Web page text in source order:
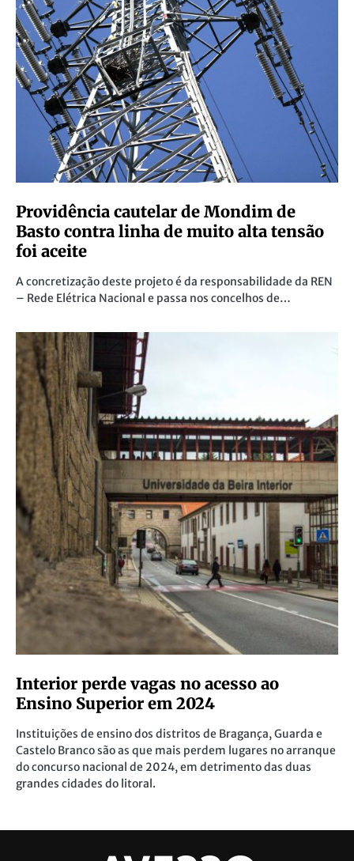
Providência cautelar de Mondim de
Basto contra linha de muito alta tensão
foi aceite
A concretização deste projeto é da responsabilidade da REN
– Rede Elétrica Nacional e passa nos concelhos de…
Interior perde vagas no acesso ao
Ensino Superior em 2024
Instituições de ensino dos distritos de Bragança, Guarda e
Castelo Branco são as que mais perdem lugares no arranque
do concurso nacional de 2024, em detrimento das duas
grandes cidades do litoral.